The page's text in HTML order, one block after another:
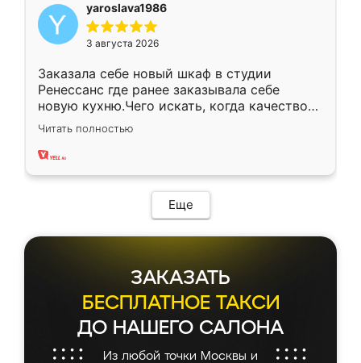
yaroslava1986
3 августа 2026
Заказала себе новый шкаф в студии
Ренессанс где ранее заказывала себе
новую кухню.Чего искать, когда качеством
вполне довольна. Служит кухня уже почти
два года, нареканий нет.
Читать полностью
Еще
ЗАКАЗАТЬ
БЕСПЛАТНОЕ ТАКСИ
ДО НАШЕГО САЛОНА
Из любой точки Москвы и